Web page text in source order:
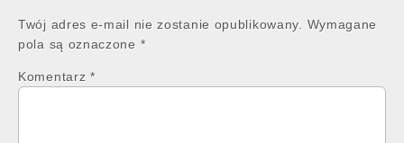
Twój adres e-mail nie zostanie opublikowany.
Wymagane
pola są oznaczone *
Komentarz *